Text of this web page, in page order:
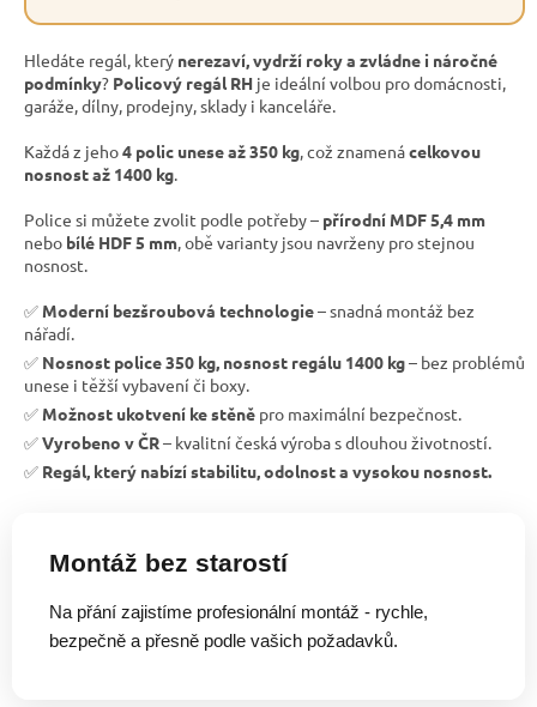
Hledáte regál, který nerezaví, vydrží roky a zvládne i náročné
podmínky? Policový regál RH je ideální volbou pro domácnosti,
garáže, dílny, prodejny, sklady i kanceláře.
Každá z jeho4 polic unese až 350 kg, což znamenácelkovou
nosnost až 1400 kg.
Police si můžete zvolit podle potřeby – přírodní MDF 5,4 mm
nebo bílé HDF 5 mm, obě varianty jsou navrženy pro stejnou
nosnost.
✅ Moderní bezšroubová technologie– snadná montáž bez
nářadí.
✅ Nosnost police 350 kg, nosnost regálu 1400 kg– bez problémů
unese i těžší vybavení či boxy.
✅ Možnost ukotvení ke stěně pro maximální bezpečnost.
✅Vyrobeno v ČR– kvalitní česká výroba s dlouhou životností.
✅ Regál, který nabízí stabilitu, odolnost a vysokou nosnost.
Montáž bez starostí
Na přání zajistíme profesionální montáž - rychle,
bezpečně a přesně podle vašich požadavků.